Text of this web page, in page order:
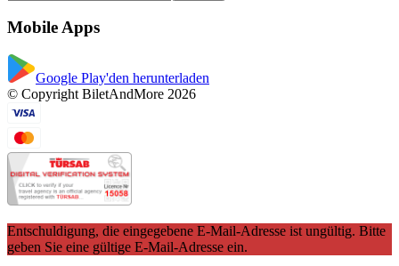
Mobile Apps
Google Play'den herunterladen
© Copyright BiletAndMore 2026
Entschuldigung, die eingegebene E-Mail-Adresse ist ungültig. Bitte
geben Sie eine gültige E-Mail-Adresse ein.